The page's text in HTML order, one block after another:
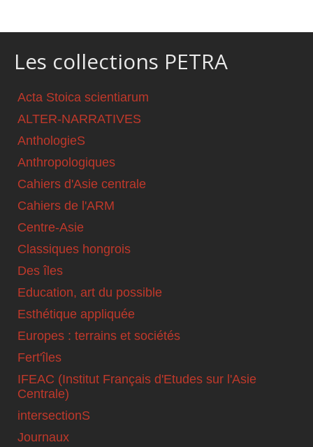
Les collections PETRA
Acta Stoica scientiarum
ALTER-NARRATIVES
AnthologieS
Anthropologiques
Cahiers d'Asie centrale
Cahiers de l'ARM
Centre-Asie
Classiques hongrois
Des îles
Education, art du possible
Esthétique appliquée
Europes : terrains et sociétés
Fert'îles
IFEAC (Institut Français d'Etudes sur l'Asie
Centrale)
intersectionS
Journaux